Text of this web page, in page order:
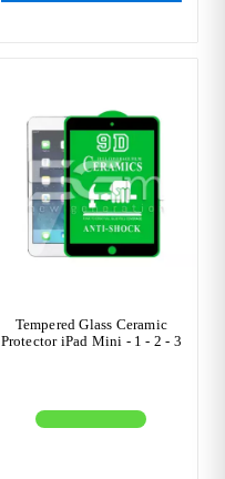
Tempered Glass Ceramic
Protector iPad Mini - 1 - 2 - 3